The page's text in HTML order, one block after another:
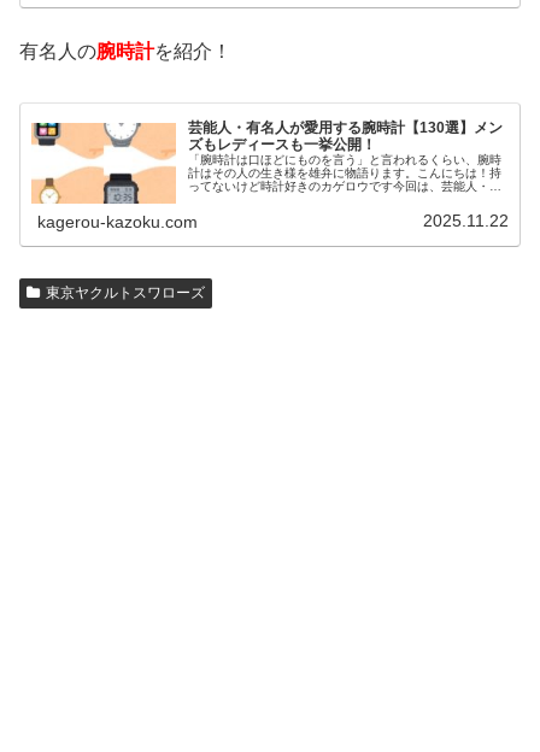
有名人の腕時計を紹介！
芸能人・有名人が愛用する腕時計【130選】メン
ズもレディースも一挙公開！
「腕時計は口ほどにものを言う」と言われるくらい、腕時
計はその人の生き様を雄弁に物語ります。こんにちは！持
ってないけど時計好きのカゲロウです今回は、芸能人・有
kagerou-kazoku.com 2025.11.22
東京ヤクルトスワローズ